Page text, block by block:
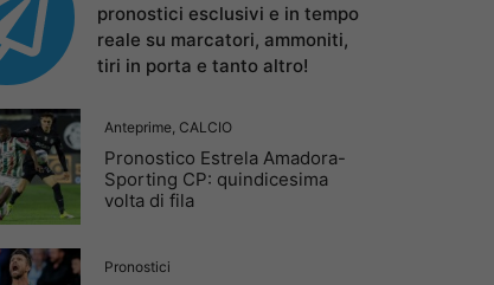
pronostici esclusivi e in tempo
reale su marcatori, ammoniti,
tiri in porta e tanto altro!
Anteprime, CALCIO
Pronostico Estrela Amadora-
Sporting CP: quindicesima
volta di fila
Pronostici